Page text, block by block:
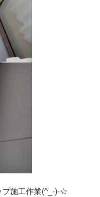
プ施工作業(^_-)-☆